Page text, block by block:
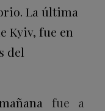
La última
Kyiv, fue en
del
fue a